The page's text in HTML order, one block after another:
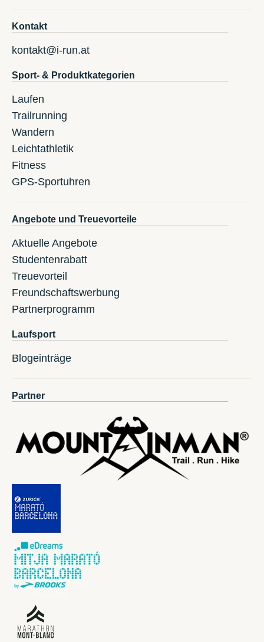
Kontakt
kontakt@i-run.at
Sport- & Produktkategorien
Laufen
Trailrunning
Wandern
Leichtathletik
Fitness
GPS-Sportuhren
Angebote und Treuevorteile
Aktuelle Angebote
Studentenrabatt
Treuevorteil
Freundschaftswerbung
Partnerprogramm
Laufsport
Blogeinträge
Partner